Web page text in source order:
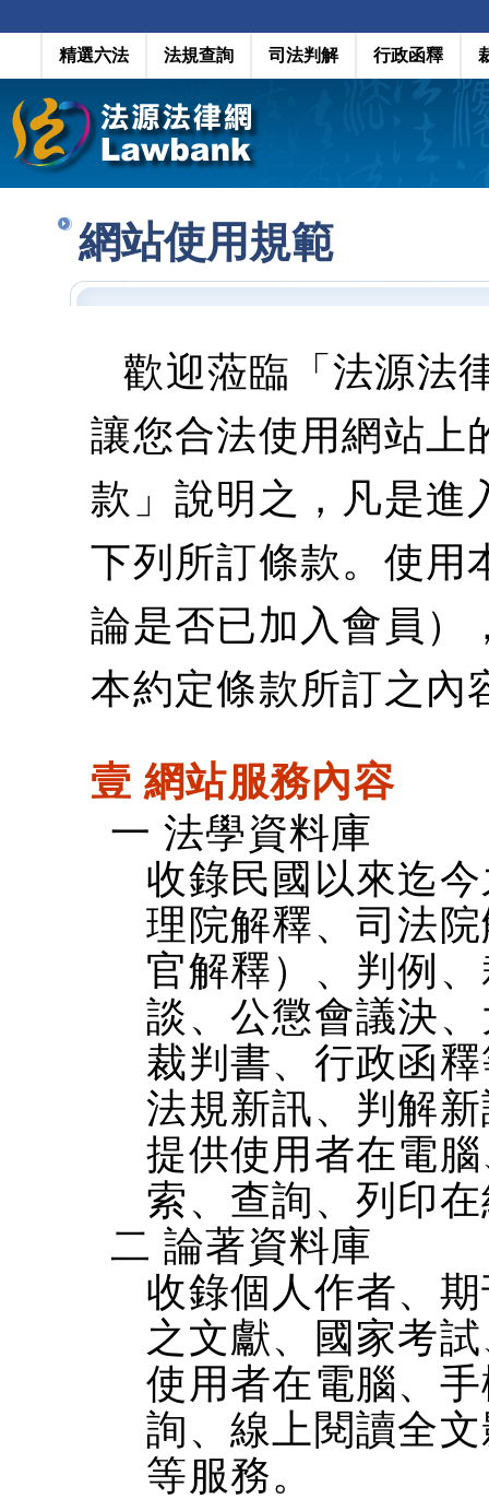
精選六法 法規查詢 司法判解 行政函釋
網站使用規範
歡迎蒞臨「法源法
讓您合法使用網站上
款」說明之，凡是進
下列所訂條款。使用
論是否已加入會員）
本約定條款所訂之內
壹 網站服務內容
一 法學資料庫
收錄民國以來迄
理院解釋、司法
官解釋）、判例
談、公懲會議決
裁判書、行政函
法規新訊、判解
提供使用者在電
索、查詢、列印
二 論著資料庫
收錄個人作者、
之文獻、國家考
使用者在電腦、
詢、線上閱讀全
等服務。